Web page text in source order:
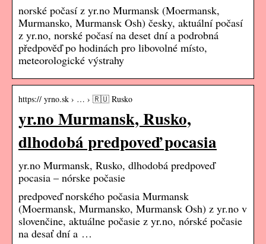
norské počasí z yr.no Murmansk (Moermansk,
Murmansko, Murmansk Osh) česky, aktuální počasí
z yr.no, norské počasí na deset dní a podrobná
předpověď po hodinách pro libovolné místo,
meteorologické výstrahy
https:// yrno.sk › … › 🇷🇺 Rusko
yr.no Murmansk, Rusko,
dlhodobá predpoveď pocasia
yr.no Murmansk, Rusko, dlhodobá predpoveď
pocasia – nórske počasie
predpoveď norského počasia Murmansk
(Moermansk, Murmansko, Murmansk Osh) z yr.no v
slovenčine, aktuálne počasie z yr.no, nórské počasie
na desať dní a …